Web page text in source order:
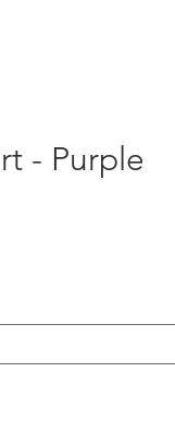
- Purple